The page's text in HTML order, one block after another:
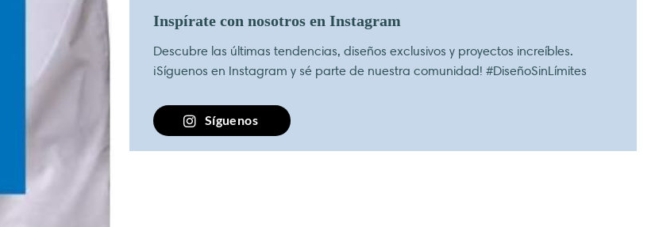
Inspírate con nosotros en Instagram
Descubre las últimas tendencias, diseños exclusivos y proyectos increíbles.
¡Síguenos en Instagram y sé parte de nuestra comunidad! #DiseñoSinLímites
Síguenos